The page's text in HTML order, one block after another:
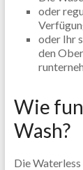
oder
oder Ihr
den
Wie
Wash?
Die